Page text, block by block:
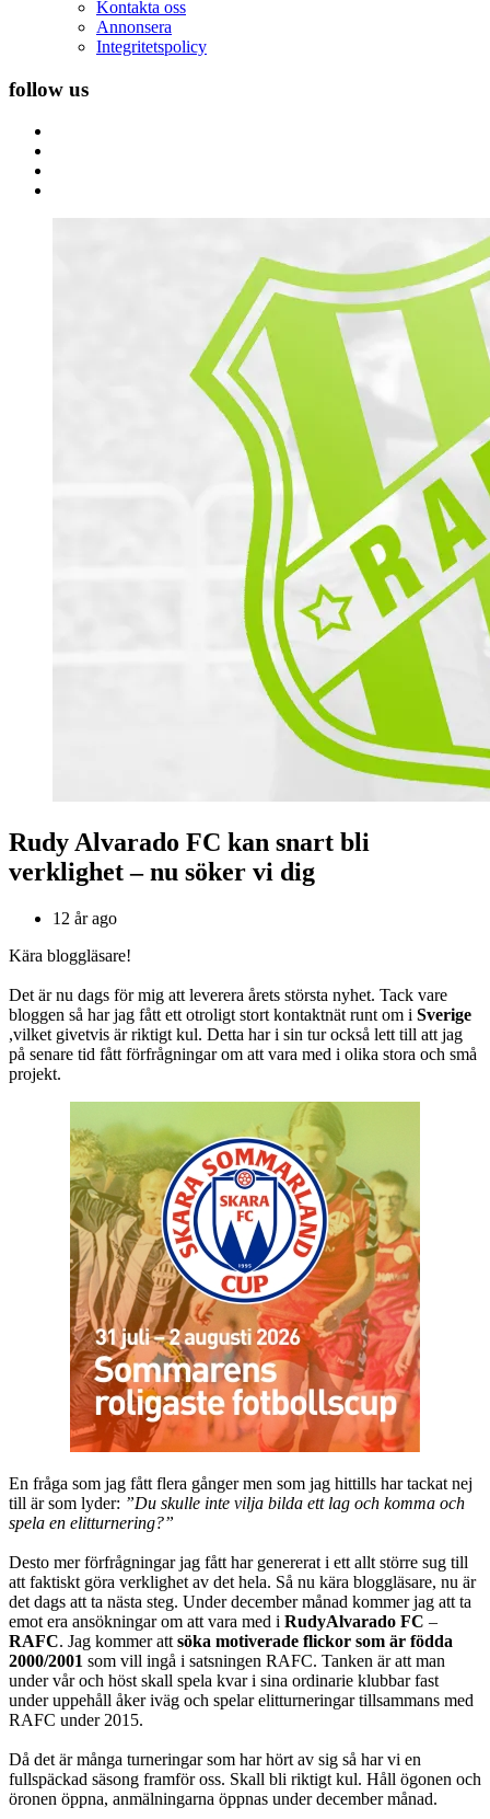
Kontakta oss
Annonsera
Integritetspolicy
follow us
Rudy Alvarado FC kan snart bli
verklighet – nu söker vi dig
12 år ago
Kära bloggläsare!
Det är nu dags för mig att leverera årets största nyhet. Tack vare
bloggen så har jag fått ett otroligt stort kontaktnät runt om i Sverige
,vilket givetvis är riktigt kul. Detta har i sin tur också lett till att jag
på senare tid fått förfrågningar om att vara med i olika stora och små
projekt.
En fråga som jag fått flera gånger men som jag hittills har tackat nej
till är som lyder: ”Du skulle inte vilja bilda ett lag och komma och
spela en elitturnering?”
Desto mer förfrågningar jag fått har genererat i ett allt större sug till
att faktiskt göra verklighet av det hela. Så nu kära bloggläsare, nu är
det dags att ta nästa steg. Under december månad kommer jag att ta
emot era ansökningar om att vara med i RudyAlvarado FC –
RAFC. Jag kommer att söka motiverade flickor som är födda
2000/2001 som vill ingå i satsningen RAFC. Tanken är att man
under vår och höst skall spela kvar i sina ordinarie klubbar fast
under uppehåll åker iväg och spelar elitturneringar tillsammans med
RAFC under 2015.
Då det är många turneringar som har hört av sig så har vi en
fullspäckad säsong framför oss. Skall bli riktigt kul. Håll ögonen och
öronen öppna, anmälningarna öppnas under december månad.